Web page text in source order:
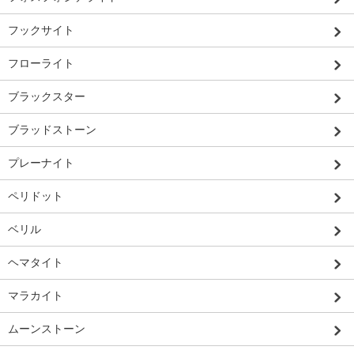
フックサイト
フローライト
ブラックスター
ブラッドストーン
プレーナイト
ペリドット
ベリル
ヘマタイト
マラカイト
ムーンストーン